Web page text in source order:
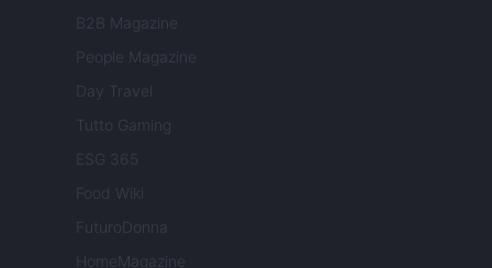
B2B Magazine
People Magazine
Day Travel
Tutto Gaming
ESG 365
Food Wiki
FuturoDonna
HomeMagazine